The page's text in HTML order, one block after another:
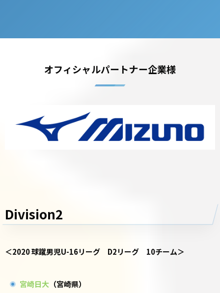
オフィシャルパートナー企業様
Division2
＜2020 球蹴男児U-16リーグ D2リーグ 10チーム＞
宮崎日大 （宮崎県）